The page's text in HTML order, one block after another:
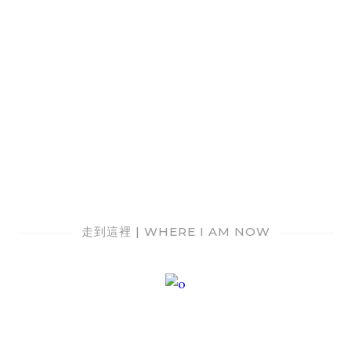
走到這裡 | WHERE I AM NOW